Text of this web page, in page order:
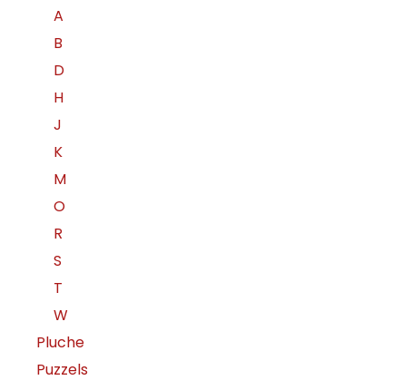
A
B
D
H
J
K
M
O
R
S
T
W
Pluche
Puzzels